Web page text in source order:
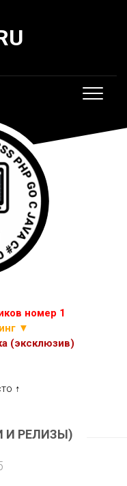
номер 1
▼
(эксклюзив)
↑
И РЕЛИЗЫ)